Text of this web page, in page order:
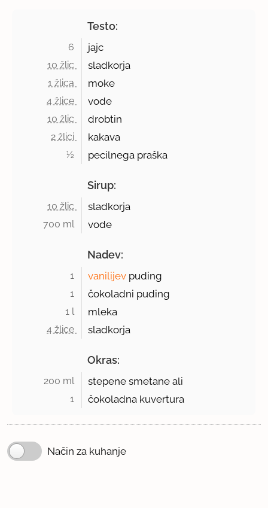
Testo:
6 jajc
10 žlic sladkorja
1 žlica moke
4 žlice vode
10 žlic drobtin
2 žlici kakava
½ pecilnega praška
Sirup:
10 žlic sladkorja
700 ml vode
Nadev:
1 vanilijev puding
1 čokoladni puding
1 l mleka
4 žlice sladkorja
Okras:
200 ml stepene smetane ali
1 čokoladna kuvertura
Način za kuhanje